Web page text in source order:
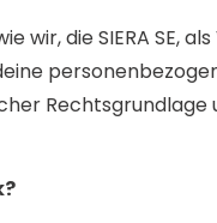
wir, die SIERA SE,
Rechtsgrundlage